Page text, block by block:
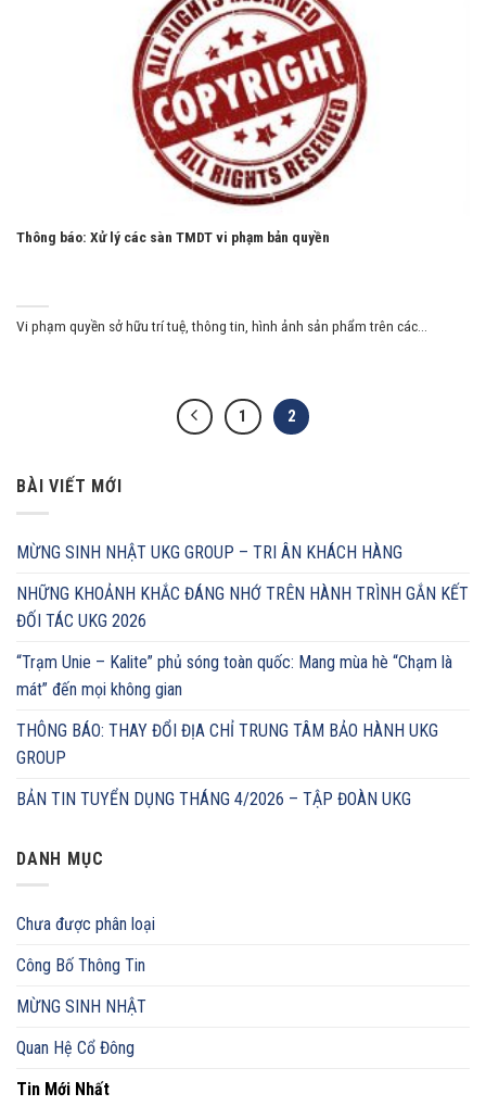
Thông báo: Xử lý các sàn TMDT vi phạm bản quyền
Vi phạm quyền sở hữu trí tuệ, thông tin, hình ảnh sản phẩm trên các...
1 2
BÀI VIẾT MỚI
MỪNG SINH NHẬT UKG GROUP – TRI ÂN KHÁCH HÀNG
NHỮNG KHOẢNH KHẮC ĐÁNG NHỚ TRÊN HÀNH TRÌNH GẮN KẾT
ĐỐI TÁC UKG 2026
“Trạm Unie – Kalite” phủ sóng toàn quốc: Mang mùa hè “Chạm là
mát” đến mọi không gian
THÔNG BÁO: THAY ĐỔI ĐỊA CHỈ TRUNG TÂM BẢO HÀNH UKG
GROUP
BẢN TIN TUYỂN DỤNG THÁNG 4/2026 – TẬP ĐOÀN UKG
DANH MỤC
Chưa được phân loại
Công Bố Thông Tin
MỪNG SINH NHẬT
Quan Hệ Cổ Đông
Tin Mới Nhất